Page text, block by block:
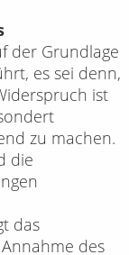
der Grundlage
es sei denn,
ist
zu machen.
die
das
des